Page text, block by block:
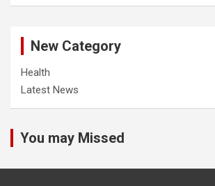
New Category
Health
Latest News
You may Missed